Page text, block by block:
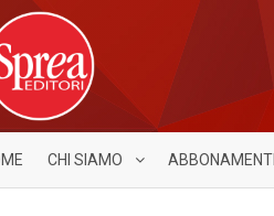
CHI SIAMO ABBONAMENTI